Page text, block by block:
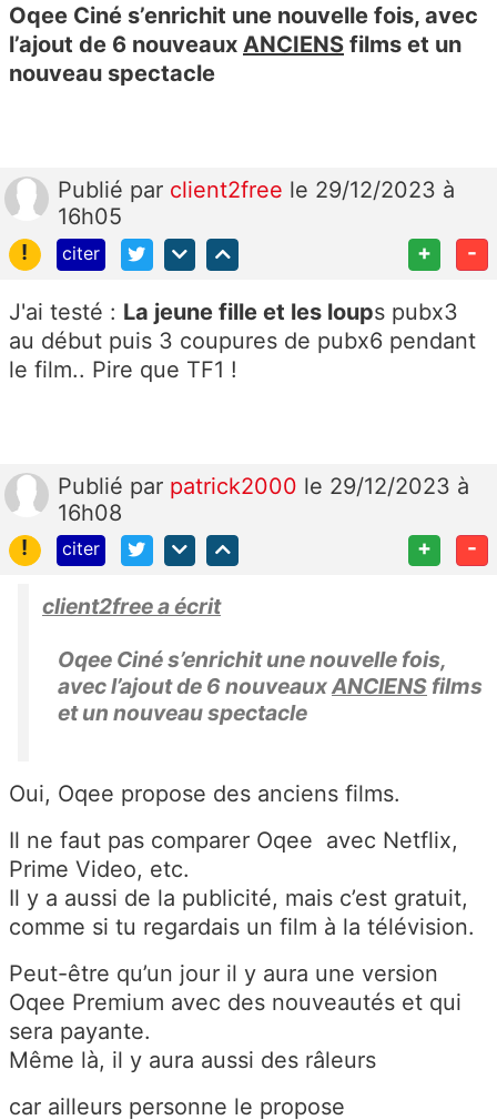
Oqee Ciné s’enrichit une nouvelle fois, avec
l’ajout de 6 nouveaux ANCIENS films et un
nouveau spectacle
Publié par client2free le 29/12/2023 à
16h05
!
citer + -
J'ai testé : La jeune fille et les loups pubx3
au début puis 3 coupures de pubx6 pendant
le film.. Pire que TF1 !
Publié par patrick2000 le 29/12/2023 à
16h08
!
citer + -
client2free a écrit
Oqee Ciné s’enrichit une nouvelle fois,
avec l’ajout de 6 nouveauxANCIENS films
et un nouveau spectacle
Oui, Oqee propose des anciens films.
Il ne faut pas comparer Oqee avec Netflix,
Prime Video, etc.
Il y a aussi de la publicité, mais c’est gratuit,
comme si tu regardais un film à la télévision.
Peut-être qu’un jour il y aura une version
Oqee Premium avec des nouveautés et qui
sera payante.
Même là, il y aura aussi des râleurs
car ailleurs personne le propose